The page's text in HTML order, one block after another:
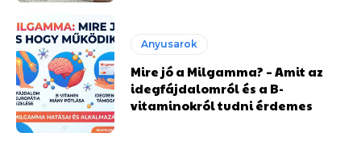
Anyusarok
Mire jó a Milgamma? – Amit az
idegfájdalomról és a B-
vitaminokról tudni érdemes